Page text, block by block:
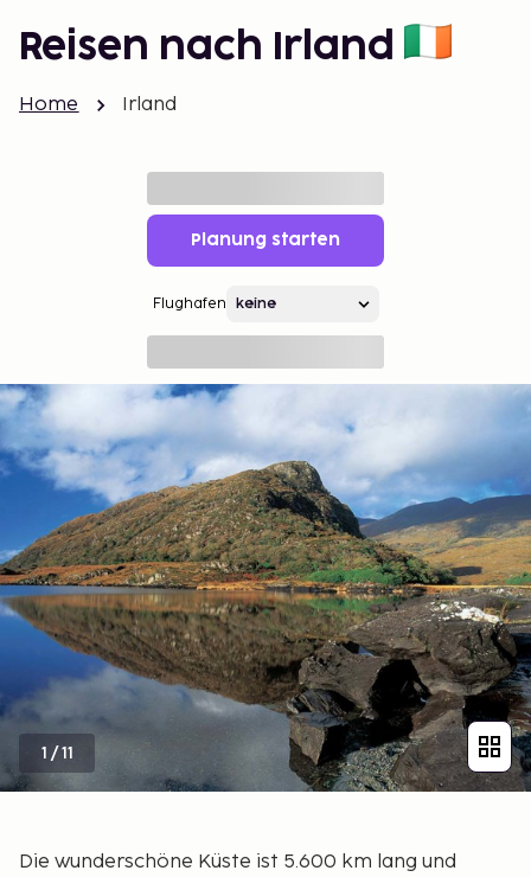
Reisen nach Irland
Home Irland
Planung starten
Flughafen
1 /11
Die wunderschöne Küste ist 5.600 km lang und